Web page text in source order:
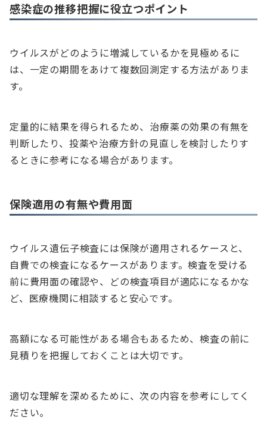
感染症の推移把握に役立つポイント
ウイルスがどのように増減しているかを見極めるに
は、一定の期間をあけて複数回測定する方法がありま
す。
定量的に結果を得られるため、治療薬の効果の有無を
判断したり、投薬や治療方針の見直しを検討したりす
るときに参考になる場合があります。
保険適用の有無や費用面
ウイルス遺伝子検査には保険が適用されるケースと、
自費での検査になるケースがあります。検査を受ける
前に費用面の確認や、どの検査項目が適応になるかな
ど、医療機関に相談すると安心です。
高額になる可能性がある場合もあるため、検査の前に
見積りを把握しておくことは大切です。
適切な理解を深めるために、次の内容を参考にしてく
ださい。